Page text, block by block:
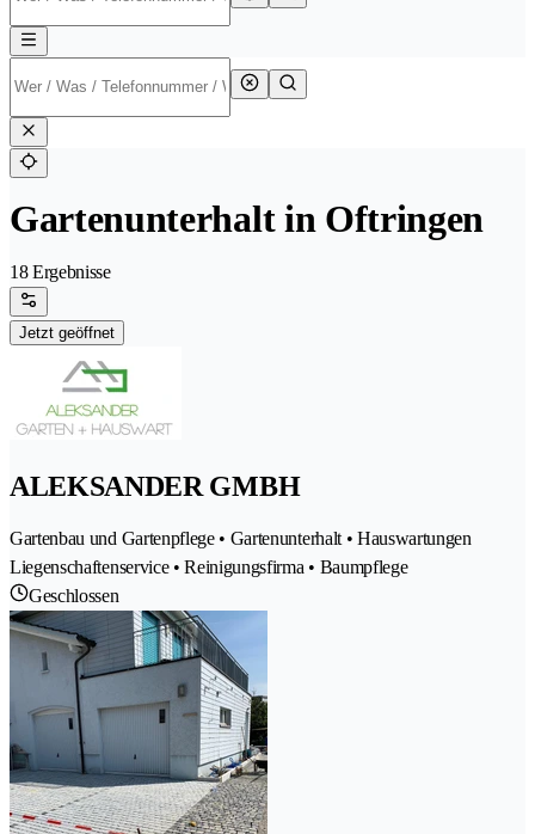
Gartenunterhalt in Oftringen
18 Ergebnisse
Jetzt geöffnet
ALEKSANDER GMBH
Gartenbau und Gartenpflege • Gartenunterhalt • Hauswartungen
Liegenschaftenservice • Reinigungsfirma • Baumpflege
Geschlossen